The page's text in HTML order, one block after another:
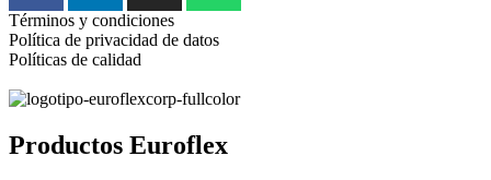
Términos y condiciones
Política de privacidad de datos
Políticas de calidad
Productos Euroflex